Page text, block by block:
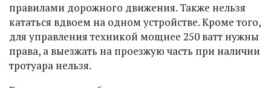
правилами дорожного движения. Также нельзя
кататься вдвоем на одном устройстве. Кроме того,
для управления техникой мощнее 250 ватт нужны
права, а выезжать на проезжую часть при наличии
тротуара нельзя.